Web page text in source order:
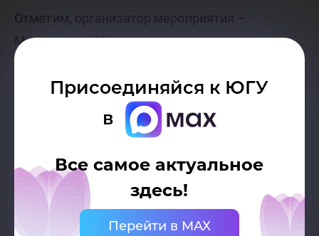
Присоединяйся к ЮГУ
в
Все самое актуальное
здесь!
Перейти в MAX
Отметим, организатор мероприятия –
Молодежка ЮГУ.